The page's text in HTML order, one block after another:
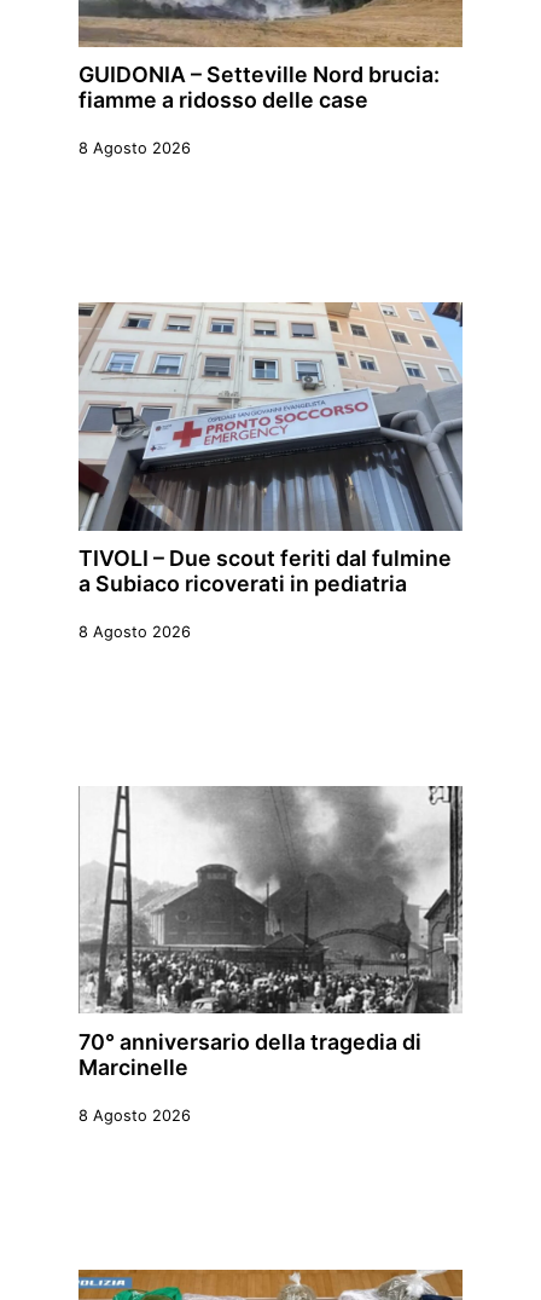
GUIDONIA – Setteville Nord brucia:
fiamme a ridosso delle case
8 Agosto 2026
TIVOLI – Due scout feriti dal fulmine
a Subiaco ricoverati in pediatria
8 Agosto 2026
70° anniversario della tragedia di
Marcinelle
8 Agosto 2026